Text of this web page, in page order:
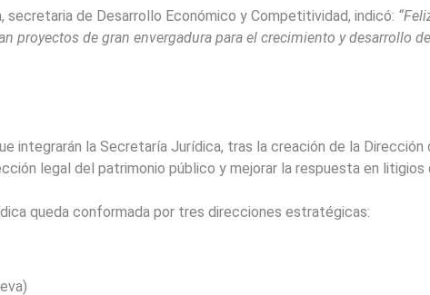
de Desarrollo Económico y Competitividad, indicó:
proyectos de gran envergadura para el crecimiento y desarrollo
integrarán la Secretaría Jurídica, tras la creación de la Dirección
legal del patrimonio público y mejorar la respuesta en litigios
queda conformada por tres direcciones estratégicas: